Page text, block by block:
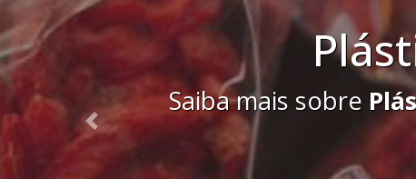
Saiba mais sobre
Previous